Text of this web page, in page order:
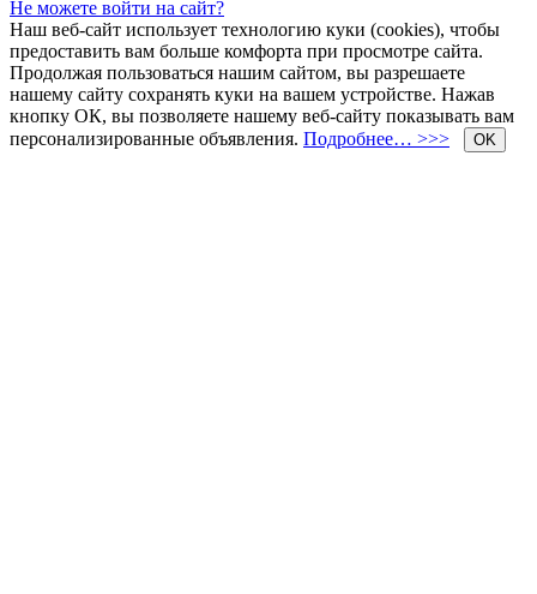
Не можете войти на сайт?
Наш веб-сайт использует технологию куки (cookies), чтобы
предоставить вам больше комфорта при просмотре сайта.
Продолжая пользоваться нашим сайтом, вы разрешаете
нашему сайту сохранять куки на вашем устройстве. Нажав
кнопку ОК, вы позволяете нашему веб-сайту показывать вам
персонализированные объявления. Подробнее… >>> OK